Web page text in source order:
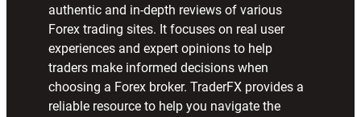
authentic and in-depth reviews of various
Forex trading sites. It focuses on real user
experiences and expert opinions to help
traders make informed decisions when
choosing a Forex broker. TraderFX provides a
reliable resource to help you navigate the